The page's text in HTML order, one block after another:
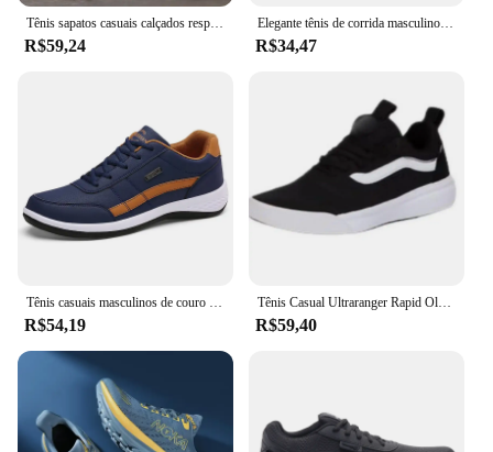
R$59,24
Elegante tênis de corrida masculino chama impresso tênis de malha lâmina amortecida tênis de corrida leve tenis masculino
R$34,47
Tênis casuais masculinos de couro PU, tênis respirável, calçado antiderrapante, calçado vulcanizado, tendência masculina, lazer
R$54,19
Tênis Casual Ultraranger Rapid Old Várias Cores Confortável Academia Feminino & Masculino Envio Imediato Frete Gratuito
R$59,40